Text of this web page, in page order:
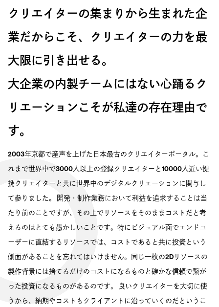
クリエイターの集まりから生まれた企
業だからこそ、クリエイターの力を最
大限に引き出せる。
大企業の内製チームにはない心踊るク
リエーションこそが私達の存在理由で
す。
2003年京都で産声を上げた日本最古のクリエイターポータル。こ
れまで世界中で3000人以上の登録クリエイターと10000人近い提
携クリエイターと共に世界中のデジタルクリエーションに関与し
て参りました。 開発・制作業務において利益を追求することは当
たり前のことですが、その上でリソースをそのままコストだと考
えるのはとても愚かしいことです。特にビジュアル面でエンドユ
ーザーに直結するリソースでは、コストであると共に投資という
側面があることを忘れてはいけません。同じ一枚の2Dリソースの
製作背景には捨てるだけのコストになるものと確かな信頼で繋が
った投資になるものがあるのです。 良いクリエイターを大切に使
うから、納期やコストもクライアントに沿っていくのだというこ